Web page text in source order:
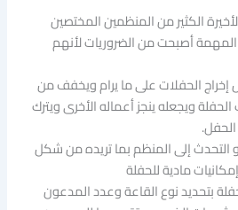
الكثير من المنظمين المختصين
أصبحت من الضروريات لأنهم
إخراج الحفلات على ما يرام ويخفف من
ويجعله ينجز أعماله الأخرى ويترك
إلى المنظم بما تريده من شكل
مادية للحفلة
بتحديد نوع القاعة وعدد المدعون